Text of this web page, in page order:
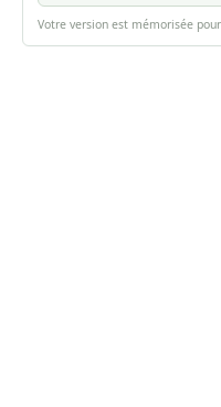
Votre version est mémorisée